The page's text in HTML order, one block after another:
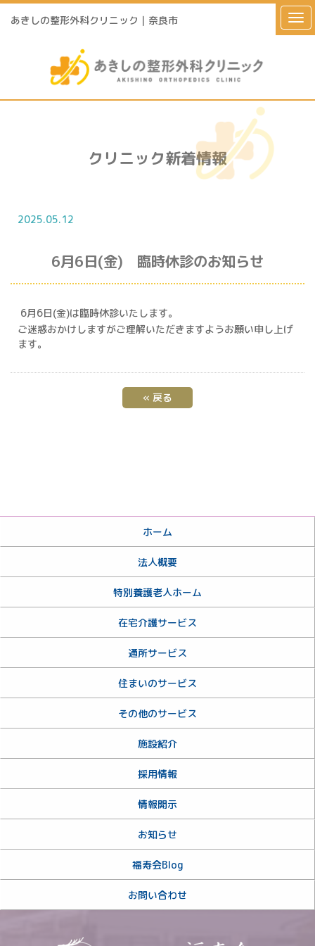
あきしの整形外科クリニック｜奈良市
クリニック新着情報
2025.05.12
6月6日(金) 臨時休診のお知らせ
6月6日(金)は臨時休診いたします。
ご迷惑おかけしますがご理解いただきますようお願い申し上げ
ます。
« 戻る
ホーム
法人概要
特別養護老人ホーム
在宅介護サービス
通所サービス
住まいのサービス
その他のサービス
施設紹介
採用情報
情報開示
お知らせ
福寿会Blog
お問い合わせ